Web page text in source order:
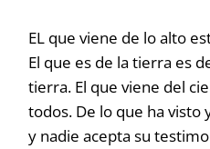
EL que viene de lo alto
El que es de la tierra es
tierra. El que viene del
todos. De lo que ha visto
y nadie acepta su